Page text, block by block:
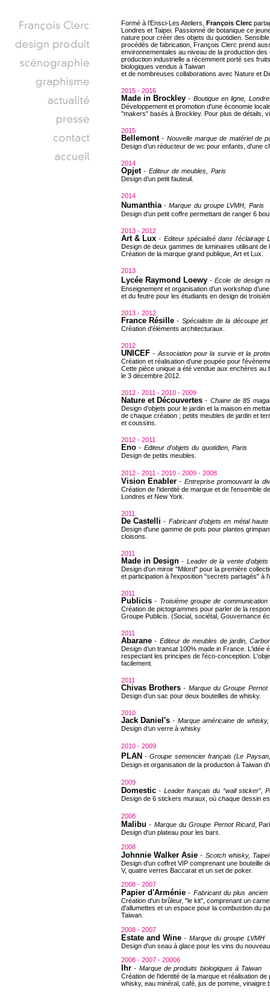
Formé à l’Ensci-Les Ateliers, François Clerc
Londres et Taipei. Passionné de botanique ce
nature pour créer des objets du quotidien.
procédés de fabrication, François Clerc prend
environnementales au niveau de la production
production industrielle a récemment porté ses
biologiques vendus à Taiwan
et de nombreuses collaborations avec Nature et
2015 - 2016
Made in Brockley - Boutique en ligne,
Développement et promotion d'une économie
"makers" basés à Brockley. Pour plus de détails,
2015
Bellemont- Nouvelle marque de matériel de
Design d’un réducteur de wc pour enfants, d'une
2014
Opjet- Editeur de meubles, Paris
Design d’un petit fauteuil.
2014
Numanthia - Marque du groupe LVMH, Paris
Design d'un petit coffre permettant de ranger 6
2013 - 2012
Art & Lux - Editeur spécialisé dans l'éclairage
Design de deux gammes de luminaires utilisant de
Création de la marque grand publique, Art et Lux.
2013
Lycée Raymond Loewy - Ecole de design
Enseignement et organisation d’un workshop
et du feutre pour les étudiants en design de
2013 - 2012
France Résille - Spécialiste de la découpe jet
Création d'éléments architecturaux.
2012
UNICEF - Association pour la survie et la
Création et réalisation d'une poupée pour
Cette pièce unique a été vendue aux enchères au
le 3 décembre 2012.
2012 - 2011 - 2010 - 2009
Nature et Découvertes - Chaine de 85
Design d’objets pour le jardin et la maison en
de chaque création ; petits meubles de jardin et
et coussins.
2012 - 2011
Eno - Editeur d'objets du quotidien, Paris
Design de petits meubles.
2012 - 2011 - 2010 - 2009 - 2008
Vision Enabler - Entreprise promouvant la
Création de l'identité de marque et de l'ensemble
Londres et New York.
2011
De Castelli - Fabricant d'objets en métal haute
Design d'une gamme de pots pour plantes
cloisons.
2011
Made in Design - Leader de la vente
Design d'un miroir "Milord" pour la première
et participation à l'exposition "secrets partagés" à
2011
Publicis - Troisième groupe de
Création de pictogrammes pour parler de la
Groupe Publicis. (Social, sociétal, Gouvernance
2011
Abarane - Editeur de meubles de jardin,
Design d’un transat 100% made in France. L'idée
respectant les principes de l'éco-conception.
facilement.
2011
Chivas Brothers - Marque du Groupe Pernot
Design d’un sac pour deux bouteilles de whisky.
2010
Jack Daniel's - Marque américaine de
Design d’un verre à whisky
2010 - 2009
PLAN - Groupe semencier français (Le
Design et organisation de la production à Taiwan
2009
Domestic - Leader français du “wall sticker”,
Design de 6 stickers muraux, où chaque dessin
2008
Malibu - Marque du Groupe Pernot Ricard,
Design d'un plateau pour les bars.
2008
Johnnie Walker Asie - Scotch whisky, Taipei
Design d'un coffret VIP comprenant une bouteille
V, quatre verres Baccarat et un set de poker.
2008 - 2007
Papier d'Arménie - Fabricant du plus ancien
Création d'un brûleur, "le kit", comprenant un
d'allumettes et un espace pour la combustion du
Taiwan.
2008 - 2007
Estate and Wine - Marque du groupe LVMH
Design d'un seau à glace pour les vins du
2008 - 2007 - 20006
Ihr - Marque de produits biologiques à Taiwan
Création de l'identité de la marque et réalisation
whisky, eau minéral, café, jus de pomme, vinaigre